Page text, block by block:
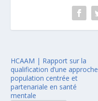
HCAAM | Rapport sur la
qualification d’une approche
population centrée et
partenariale en santé
mentale